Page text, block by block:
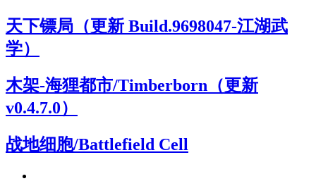
天下镖局（更新 Build.9698047-江湖武
学）
木架-海狸都市/Timberborn（更新
v0.4.7.0）
战地细胞/Battlefield Cell